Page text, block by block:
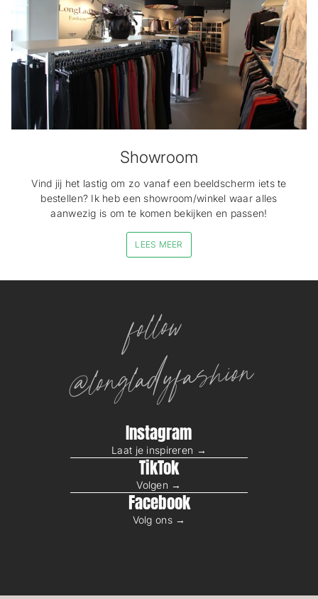
Showroom
Vind jij het lastig om zo vanaf een beeldscherm iets te
bestellen? Ik heb een showroom/winkel waar alles
aanwezig is om te komen bekijken en passen!
LEES MEER
follow
@longladyfashion
Instagram
Laat je inspireren →
TikTok
Volgen →
Facebook
Volg ons →